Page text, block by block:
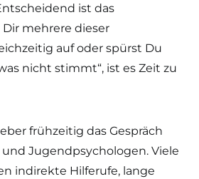
ist das
mehrere dieser
auf oder spürst Du
nicht stimmt“, ist es Zeit zu
frühzeitig das Gespräch
Jugendpsychologen. Viele
indirekte Hilferufe, lange